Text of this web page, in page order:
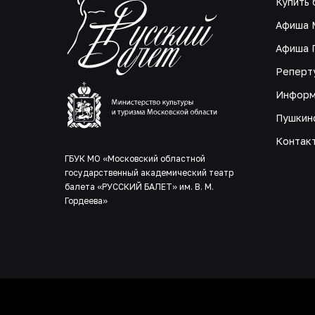
ГБУК МО «Московский областной
государственный академический театр
балета «РУССКИЙ БАЛЕТ» им. В. М.
Гордеева»
Афиша
Афиша